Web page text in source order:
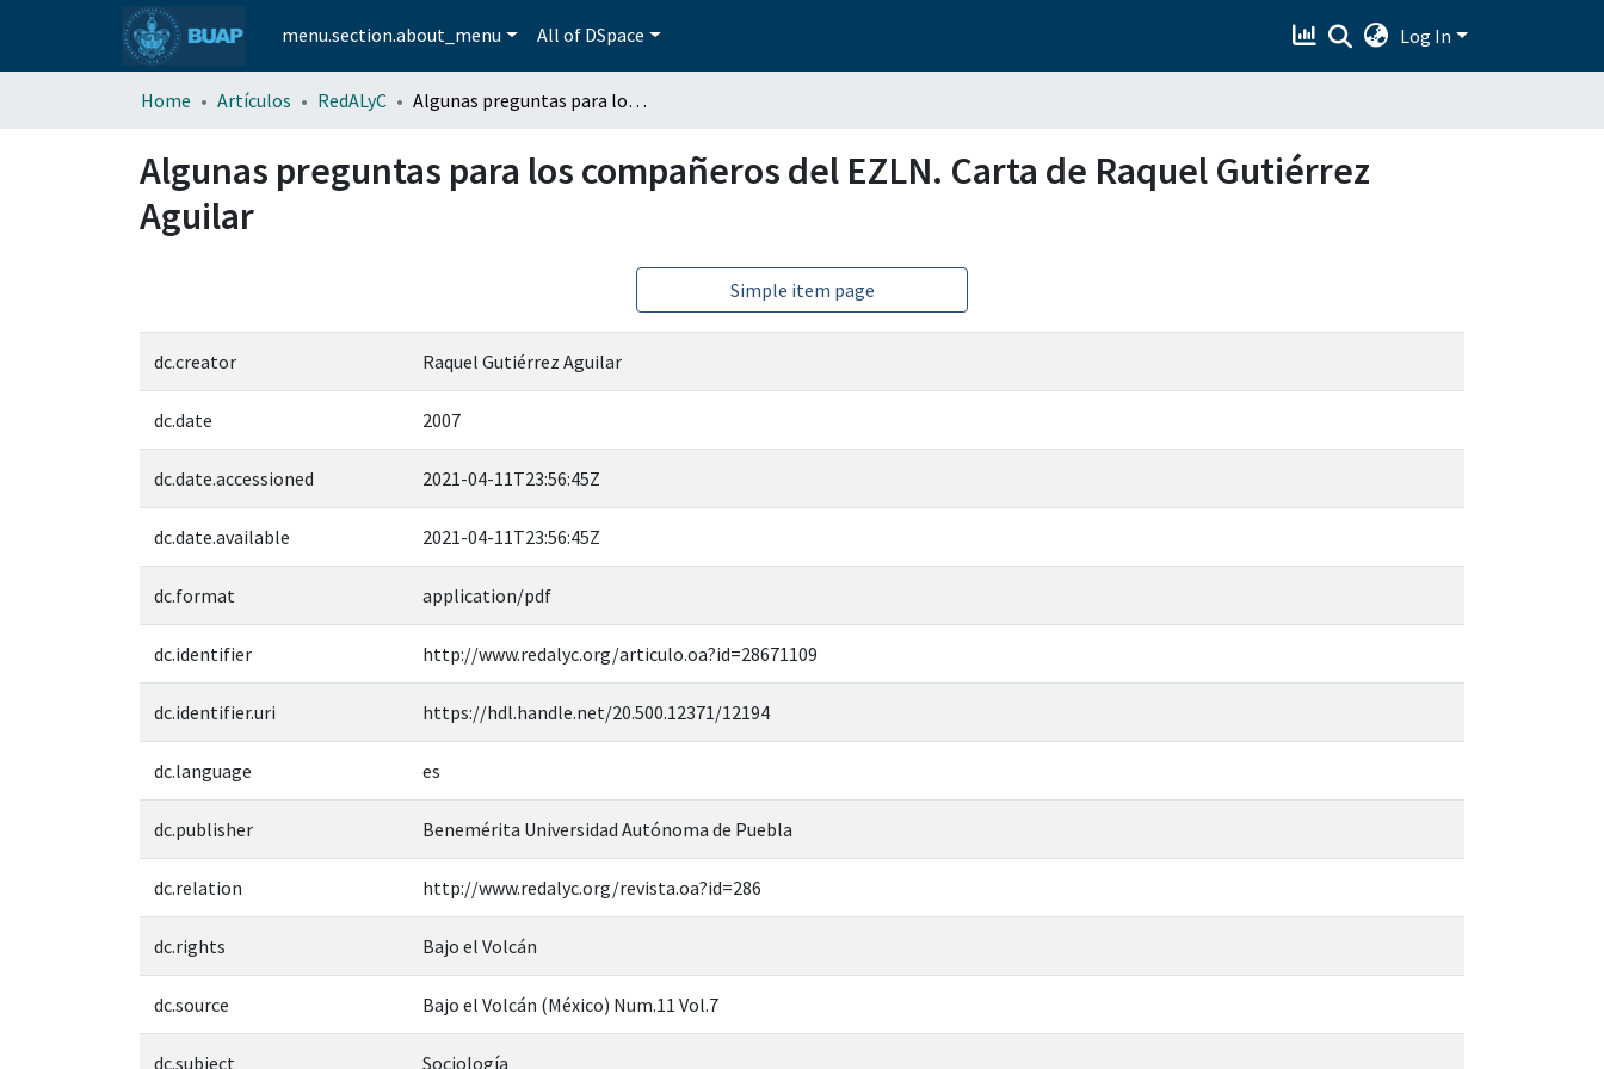
menu.section.about_menu All of DSpace Log In
Home Artículos RedALyC Algunas preguntas para los compañeros del EZLN. Carta de Raquel Gutiérrez Aguilar
Algunas preguntas para los compañeros del EZLN. Carta de Raquel Gutiérrez
Aguilar
Simple item page
dc.creator Raquel Gutiérrez Aguilar
dc.date 2007
dc.date.accessioned 2021-04-11T23:56:45Z
dc.date.available 2021-04-11T23:56:45Z
dc.format application/pdf
dc.identifier http://www.redalyc.org/articulo.oa?id=28671109
dc.identifier.uri https://hdl.handle.net/20.500.12371/12194
dc.language es
dc.publisher Benemérita Universidad Autónoma de Puebla
dc.relation http://www.redalyc.org/revista.oa?id=286
dc.rights Bajo el Volcán
dc.source Bajo el Volcán (México) Num.11 Vol.7
dc.subject Sociología